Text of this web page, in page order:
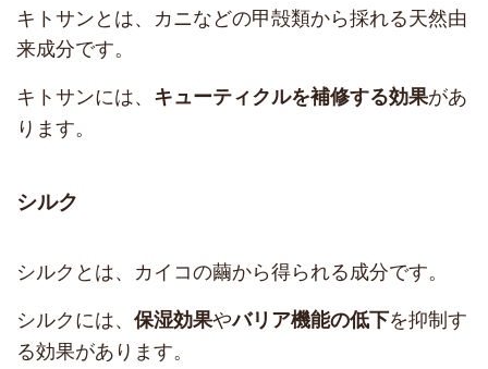
キトサンとは、カニなどの甲殻類から採れる天然由
来成分です。
キトサンには、 キューティクルを補修する効果があ
ります。
シルク
シルクとは、カイコの繭から得られる成分です。
シルクには、 保湿効果やバリア機能の低下を抑制す
る効果があります。